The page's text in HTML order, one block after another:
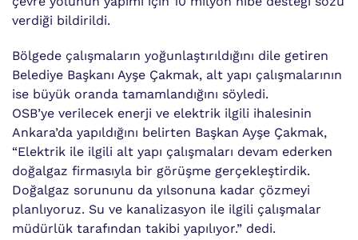
verdiği bildirildi.
Bölgede çalışmaların yoğunlaştırıldığını dile getiren
Belediye Başkanı Ayşe Çakmak, alt yapı çalışmalarının
ise büyük oranda tamamlandığını söyledi.
OSB’ye verilecek enerji ve elektrik ilgili ihalesinin
Ankara’da yapıldığını belirten Başkan Ayşe Çakmak,
“Elektrik ile ilgili alt yapı çalışmaları devam ederken
doğalgaz firmasıyla bir görüşme gerçekleştirdik.
Doğalgaz sorununu da yılsonuna kadar çözmeyi
planlıyoruz. Su ve kanalizasyon ile ilgili çalışmalar
müdürlük tarafından takibi yapılıyor.” dedi.